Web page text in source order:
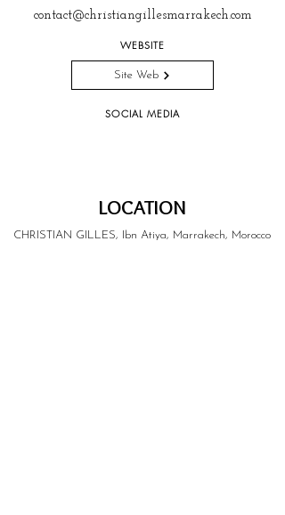
contact@christiangillesmarrakech.com
WEBSITE
Site Web
SOCIAL MEDIA
LOCATION
CHRISTIAN GILLES, Ibn Atiya, Marrakech, Morocco